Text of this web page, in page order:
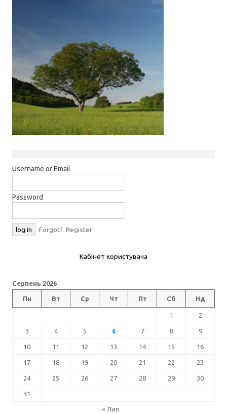
Username or Email
Password
Forgot? Register
Кабінет користувача
Серпень 2026
Пн Вт Ср Чт Пт Сб Нд
1 2
3 4 5 6 7 8 9
10 11 12 13 14 15 16
17 18 19 20 21 22 23
24 25 26 27 28 29 30
31
« Лип